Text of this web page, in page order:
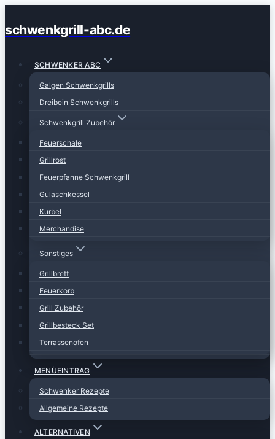
Inhalt
schwenkgrill-abc.de
SCHWENKER ABC
Galgen Schwenkgrills
Dreibein Schwenkgrills
Schwenkgrill Zubehör
Feuerschale
Grillrost
Feuerpfanne Schwenkgrill
Gulaschkessel
Kurbel
Merchandise
Sonstiges
Grillbrett
Feuerkorb
Grill Zubehör
Grillbesteck Set
Terrassenofen
MENÜEINTRAG
Schwenker Rezepte
Allgemeine Rezepte
ALTERNATIVEN